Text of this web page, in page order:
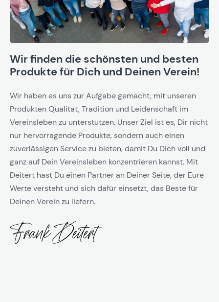
Wir finden die schönsten und besten
Produkte für Dich und Deinen Verein!
Wir haben es uns zur Aufgabe gemacht, mit unseren
Produkten Qualität, Tradition und Leidenschaft im
Vereinsleben zu unterstützen. Unser Ziel ist es, Dir nicht
nur hervorragende Produkte, sondern auch einen
zuverlässigen Service zu bieten, damit Du Dich voll und
ganz auf Dein Vereinsleben konzentrieren kannst. Mit
Deitert hast Du einen Partner an Deiner Seite, der Eure
Werte versteht und sich dafür einsetzt, das Beste für
Deinen Verein zu liefern.